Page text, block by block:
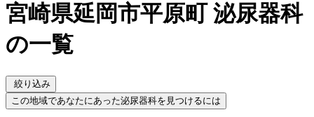
宮崎県延岡市平原町 泌尿器科
の一覧
絞り込み
この地域であなたにあった泌尿器科を見つけるには